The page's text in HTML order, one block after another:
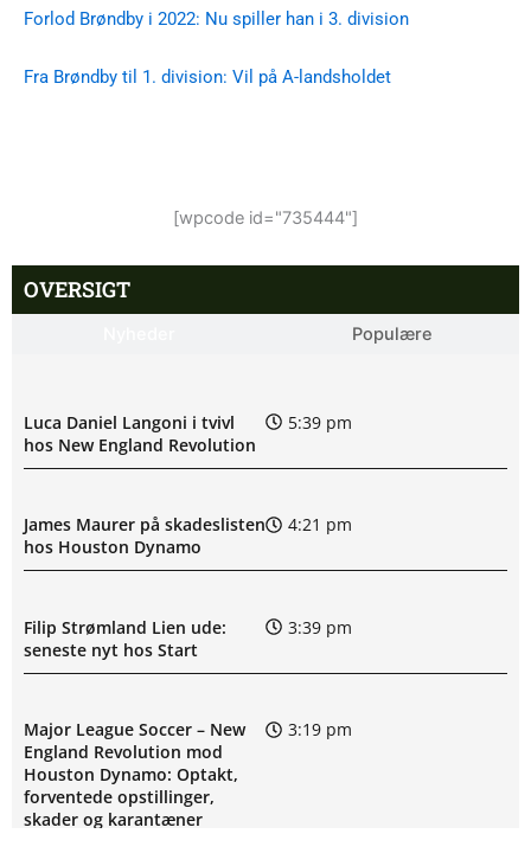
Forlod Brøndby i 2022: Nu spiller han i 3. division
Fra Brøndby til 1. division: Vil på A-landsholdet
[wpcode id="735444"]
OVERSIGT
Populære
Luca Daniel Langoni i tvivl
hos New England Revolution
5:39 pm
James Maurer på skadeslisten
hos Houston Dynamo
4:21 pm
Filip Strømland Lien ude:
seneste nyt hos Start
3:39 pm
Major League Soccer – New
England Revolution mod
Houston Dynamo: Optakt,
forventede opstillinger,
skader og karantæner
3:19 pm